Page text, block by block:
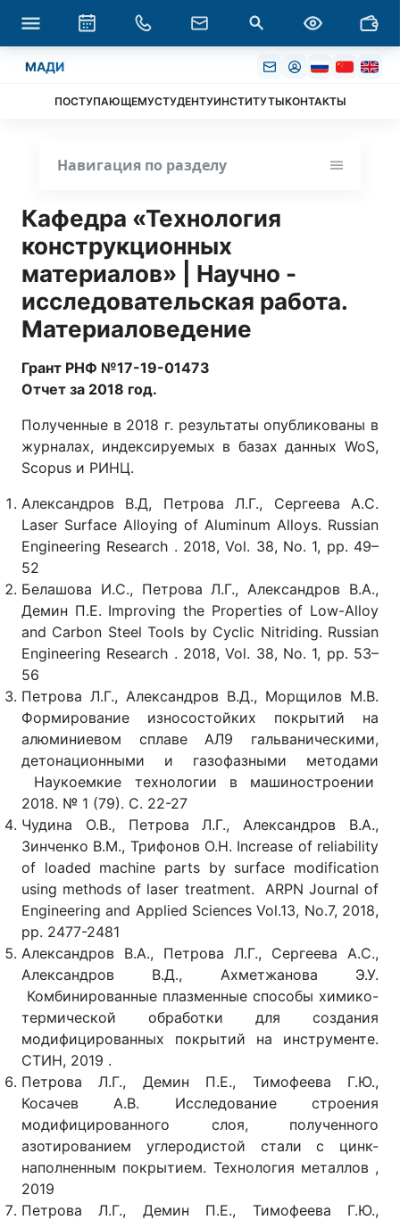
МАДИ
ПОСТУПАЮЩЕМУСТУДЕНТУИНСТИТУТЫКОНТАКТЫ
Кафедра «Технология
конструкционных
материалов» | Научно -
исследовательская работа.
Материаловедение
Грант РНФ №17-19-01473
Отчет за 2018 год.
Полученные в 2018 г. результаты опубликованы в
журналах, индексируемых в базах данных WoS,
Scopus и РИНЦ.
Александров В.Д, Петрова Л.Г., Сергеева А.С.
Laser Surface Alloying of Aluminum Alloys. Russian
Engineering Research . 2018, Vol. 38, No. 1, pp. 49–
52
Белашова И.С., Петрова Л.Г., Александров В.А.,
Демин П.Е. Improving the Properties of Low-Alloy
and Carbon Steel Tools by Cyclic Nitriding. Russian
Engineering Research . 2018, Vol. 38, No. 1, pp. 53–
56
Петрова Л.Г., Александров В.Д., Морщилов М.В.
Формирование износостойких покрытий на
алюминиевом сплаве АЛ9 гальваническими,
детонационными и газофазными методами
Наукоемкие технологии в машиностроении
2018. № 1 (79). С. 22-27
Чудина О.В., Петрова Л.Г., Александров В.А.,
Зинченко В.М., Трифонов О.Н. Increase of reliability
of loaded machine parts by surface modification
using methods of laser treatment. ARPN Journal of
Engineering and Applied Sciences Vol.13, No.7, 2018,
pp. 2477-2481
Александров В.А., Петрова Л.Г., Сергеева А.С.,
Александров В.Д., Ахметжанова Э.У.
Комбинированные плазменные способы химико-
термической обработки для создания
модифицированных покрытий на инструменте.
СТИН, 2019 .
Петрова Л.Г., Демин П.Е., Тимофеева Г.Ю.,
Косачев А.В. Исследование строения
модифицированного слоя, полученного
азотированием углеродистой стали с цинк-
наполненным покрытием. Технология металлов ,
2019
Петрова Л.Г., Демин П.Е., Тимофеева Г.Ю.,
Навигация по разделу